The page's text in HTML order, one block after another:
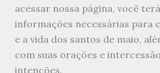
acessar nossa página, você
informações necessárias para
e a vida dos santos de maio,
com suas orações e
intenções.